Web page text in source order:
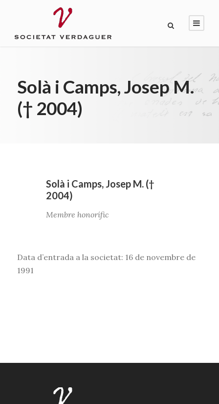
Solà i Camps, Josep M.
(† 2004)
Solà i Camps, Josep M. (†
2004)
Membre honorífic
Data d’entrada a la societat: 16 de novembre de
1991